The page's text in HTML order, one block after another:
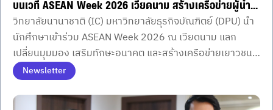
บนเวที ASEAN Week 2026 เวียดนาม สร้างเครือข่ายผู้นำ
รุ่นใหม่อาเซียน
วิทยาลัยนานาชาติ (IC) มหาวิทยาลัยธุรกิจบัณฑิตย์ (DPU) นำ
นักศึกษาเข้าร่วม ASEAN Week 2026 ณ เวียดนาม แลก
เปลี่ยนมุมมอง เสริมทักษะอนาคต และสร้างเครือข่ายเยาวชน
ระดับภูมิภาคอย่างเข้มข้น
Newsletter